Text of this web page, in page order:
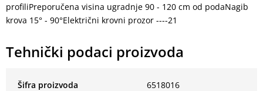
profiliPreporučena visina ugradnje 90 - 120 cm od podaNagib
krova 15° - 90°Električni krovni prozor ----21
Tehnički podaci proizvoda
Šifra proizvoda 6518016